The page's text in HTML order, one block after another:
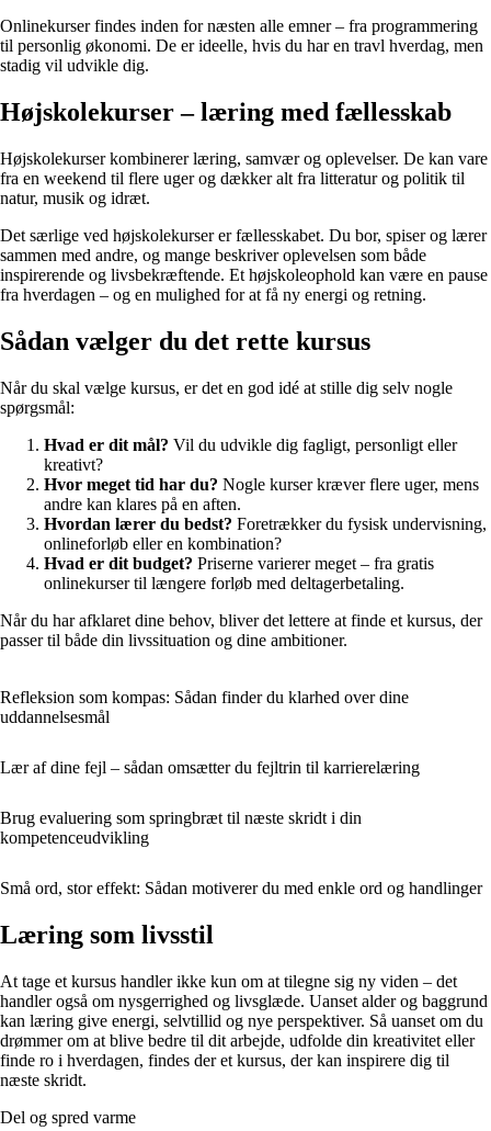
Onlinekurser findes inden for næsten alle emner – fra programmering
til personlig økonomi. De er ideelle, hvis du har en travl hverdag, men
stadig vil udvikle dig.
Højskolekurser – læring med fællesskab
Højskolekurser kombinerer læring, samvær og oplevelser. De kan vare
fra en weekend til flere uger og dækker alt fra litteratur og politik til
natur, musik og idræt.
Det særlige ved højskolekurser er fællesskabet. Du bor, spiser og lærer
sammen med andre, og mange beskriver oplevelsen som både
inspirerende og livsbekræftende. Et højskoleophold kan være en pause
fra hverdagen – og en mulighed for at få ny energi og retning.
Sådan vælger du det rette kursus
Når du skal vælge kursus, er det en god idé at stille dig selv nogle
spørgsmål:
Hvad er dit mål? Vil du udvikle dig fagligt, personligt eller
kreativt?
Hvor meget tid har du? Nogle kurser kræver flere uger, mens
andre kan klares på en aften.
Hvordan lærer du bedst? Foretrækker du fysisk undervisning,
onlineforløb eller en kombination?
Hvad er dit budget? Priserne varierer meget – fra gratis
onlinekurser til længere forløb med deltagerbetaling.
Når du har afklaret dine behov, bliver det lettere at finde et kursus, der
passer til både din livssituation og dine ambitioner.
Refleksion som kompas: Sådan finder du klarhed over dine
uddannelsesmål
Lær af dine fejl – sådan omsætter du fejltrin til karrierelæring
Brug evaluering som springbræt til næste skridt i din
kompetenceudvikling
Små ord, stor effekt: Sådan motiverer du med enkle ord og handlinger
Læring som livsstil
At tage et kursus handler ikke kun om at tilegne sig ny viden – det
handler også om nysgerrighed og livsglæde. Uanset alder og baggrund
kan læring give energi, selvtillid og nye perspektiver. Så uanset om du
drømmer om at blive bedre til dit arbejde, udfolde din kreativitet eller
finde ro i hverdagen, findes der et kursus, der kan inspirere dig til
næste skridt.
Del og spred varme